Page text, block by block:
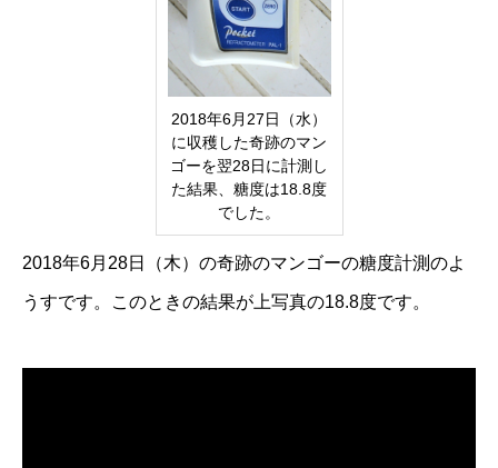
2018年6月27日（水）
に収穫した奇跡のマン
ゴーを翌28日に計測し
た結果、糖度は18.8度
でした。
2018年6月28日（木）の奇跡のマンゴーの糖度計測のよ
うすです。このときの結果が上写真の18.8度です。